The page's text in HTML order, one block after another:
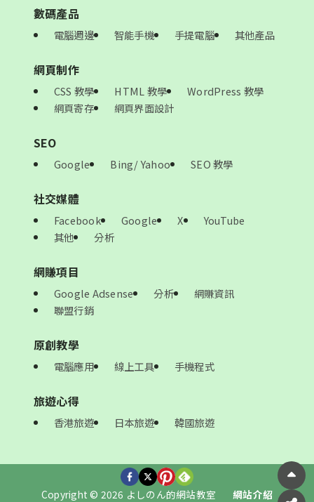
數碼產品
電腦週邊 智能手機 手提電腦 其他產品
網頁制作
CSS 教學 HTML 教學
WordPress 教學
網頁寄存
網頁界面設計
SEO
Google Bing/ Yahoo SEO 教學
社交媒體
Facebook Google X
YouTube
其他
分析
網賺項目
Google Adsense 分析
網賺資訊
聯盟行銷
原創教學
電腦應用 線上工具 手機程式
旅遊心得
香港旅遊 日本旅遊 韓國旅遊
Copyright © 2026 よしのん的網站教室 網站介紹